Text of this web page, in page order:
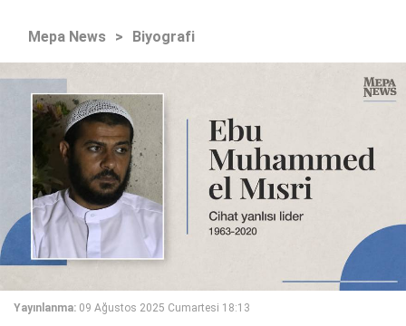
Mepa News > Biyografi
Yayınlanma: 09 Ağustos 2025 Cumartesi 18:13